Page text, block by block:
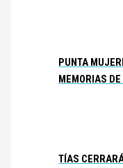
PUNTA
MEMORIAS
TÍAS